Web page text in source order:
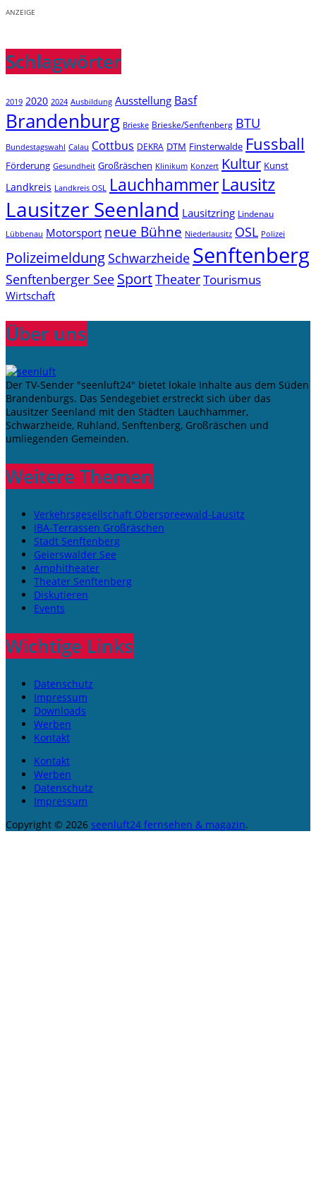
ANZEIGE
Schlagwörter
2019 2020 2024 Ausbildung Ausstellung Basf
Brandenburg Brieske Brieske/Senftenberg BTU
Bundestagswahl Calau Cottbus DEKRA DTM Finsterwalde Fussball
Förderung Gesundheit Großräschen Klinikum Konzert Kultur Kunst
Landkreis Landkreis OSL LauchhammerLausitz
Lausitzer Seenland Lausitzring Lindenau
Lübbenau Motorsport neue Bühne Niederlausitz OSL Polizei
Polizeimeldung Schwarzheide Senftenberg
Senftenberger See SportTheaterTourismus
Wirtschaft
Über uns
Der TV-Sender "seenluft24" bietet lokale Inhalte aus dem Süden
Brandenburgs. Das Sendegebiet erstreckt sich über das
Lausitzer Seenland mit den Städten Lauchhammer,
Schwarzheide, Ruhland, Senftenberg, Großräschen und
umliegenden Gemeinden.
Weitere Themen
Verkehrsgesellschaft Oberspreewald-Lausitz
IBA-Terrassen Großräschen
Stadt Senftenberg
Geierswalder See
Amphitheater
Theater Senftenberg
Diskutieren
Events
Wichtige Links
Datenschutz
Impressum
Downloads
Werben
Kontakt
Kontakt
Werben
Datenschutz
Impressum
Copyright © 2026 seenluft24 fernsehen & magazin.